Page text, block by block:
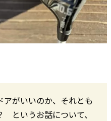
がいいのか、それとも
というお話について、